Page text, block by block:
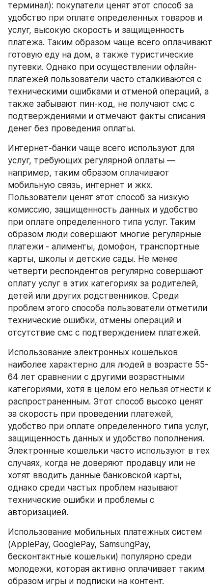
терминал): покупатели ценят этот способ за
удобство при оплате определенных товаров и
услуг, высокую скорость и защищенность
платежа. Таким образом чаще всего оплачивают
готовую еду на дом, а также туристические
путевки. Однако при осуществлении офлайн-
платежей пользователи часто сталкиваются с
техническими ошибками и отменой операций, а
также забывают пин-код, не получают смс с
подтверждениями и отмечают факты списания
денег без проведения оплаты.
Интернет-банки чаще всего используют для
услуг, требующих регулярной оплаты ―
например, таким образом оплачивают
мобильную связь, интернет и жкх.
Пользователи ценят этот способ за низкую
комиссию, защищенность данных и удобство
при оплате определенного типа услуг. Таким
образом люди совершают многие регулярные
платежи - алименты, домофон, транспортные
карты, школы и детские сады. Не менее
четверти респондентов регулярно совершают
оплату услуг в этих категориях за родителей,
детей или других родственников. Среди
проблем этого способа пользователи отметили
технические ошибки, отмены операций и
отсутствие смс с подтверждением платежей.
Использование электронных кошельков
наиболее характерно для людей в возрасте 55-
64 лет сравнении с другими возрастными
категориями, хотя в целом его нельзя отнести к
распространенным. Этот способ высоко ценят
за скорость при проведении платежей,
удобство при оплате определенного типа услуг,
защищенность данных и удобство пополнения.
Электронные кошельки часто используют в тех
случаях, когда не доверяют продавцу или не
хотят вводить данные банковской карты,
однако среди частых проблем называют
технические ошибки и проблемы с
авторизацией.
Использование мобильных платежных систем
(ApplePay, GooglePay, SamsungPay,
бесконтактные кошельки) популярно среди
молодежи, которая активно оплачивает таким
образом игры и подписки на контент.